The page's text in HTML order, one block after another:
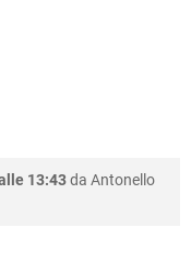
13:43da Antonello